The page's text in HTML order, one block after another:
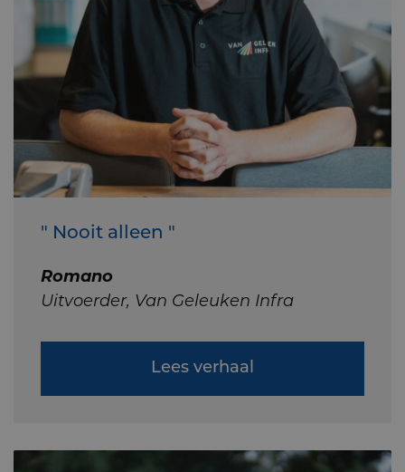
" Nooit alleen "
Romano
Uitvoerder, Van Geleuken Infra
Lees verhaal